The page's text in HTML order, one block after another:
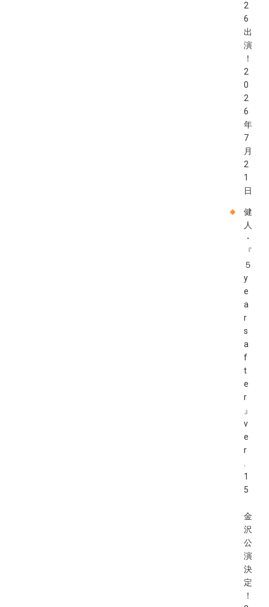
2
6
出
演
！
2
0
2
6
年
7
月
2
1
日
健
人
・
『
５
y
e
a
r
s
a
f
t
e
r
』
v
e
r
.
1
5
金
沢
公
演
決
定
！